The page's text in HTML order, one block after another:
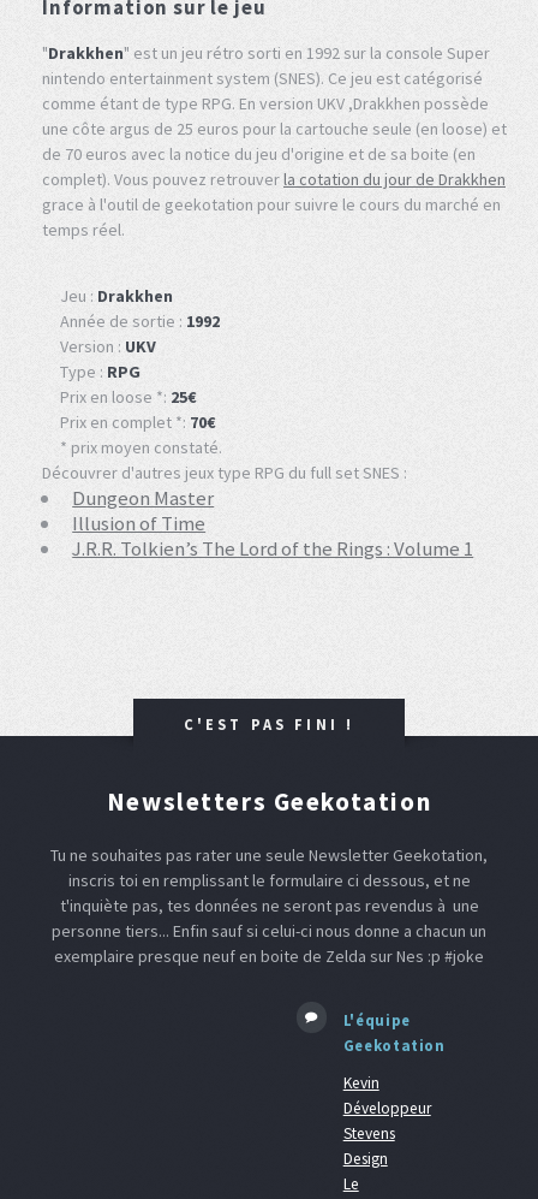
Information sur le jeu
"Drakkhen" est un jeu rétro sorti en 1992 sur la console Super
nintendo entertainment system (SNES). Ce jeu est catégorisé
comme étant de type RPG. En version UKV ,Drakkhen possède
une côte argus de 25 euros pour la cartouche seule (en loose) et
de 70 euros avec la notice du jeu d'origine et de sa boite (en
complet). Vous pouvez retrouverla cotation du jour de Drakkhen
grace à l'outil de geekotation pour suivre le cours du marché en
temps réel.
Jeu : Drakkhen
Année de sortie : 1992
Version : UKV
Type : RPG
Prix en loose *: 25€
Prix en complet *: 70€
* prix moyen constaté.
Découvrer d'autres jeux type RPG du full set SNES :
Dungeon Master
Illusion of Time
J.R.R. Tolkien’s The Lord of the Rings : Volume 1
C'EST PAS FINI !
Newsletters Geekotation
Tu ne souhaites pas rater une seule Newsletter Geekotation,
inscris toi en remplissant le formulaire ci dessous, et ne
t'inquiète pas, tes données ne seront pas revendus à une
personne tiers... Enfin sauf si celui-ci nous donne a chacun un
exemplaire presque neuf en boite de Zelda sur Nes :p #joke
L'équipe
Geekotation
Kevin
Développeur
Stevens
Design
Le